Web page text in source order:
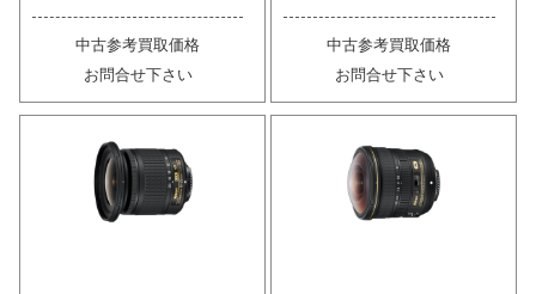
中古参考買取価格
お問合せ下さい
中古参考買取価格
お問合せ下さい